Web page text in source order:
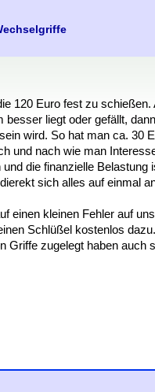
120 Euro fest zu
besser liegt oder gefällt,
wird. So hat man ca. 30
und nach wie man
die finanzielle
sich alles auf einmal
einen kleinen Fehler auf
Schlüßel kostenlos
Griffe zugelegt haben auch